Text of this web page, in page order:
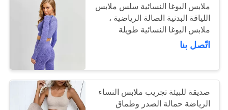
اليوغا حصيرة تحمل
حقيبة
15
ملابس اليوغا النسائية سلس ملابس
اللياقة البدنية الصالة الرياضية ،
ملابس اليوغا النسائية طويلة
الأكمام
اتّصل بنا
صديقة للبيئة تجريب ملابس النساء
الرياضة حمالة الصدر وطماق